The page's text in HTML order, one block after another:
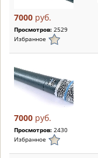
7000 руб.
Просмотров: 2529
Избранное
7000 руб.
Просмотров: 2430
Избранное